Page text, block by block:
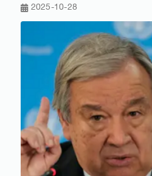
2025-10-28